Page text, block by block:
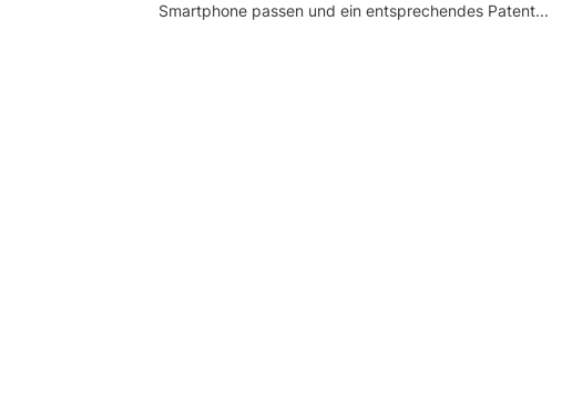
Smartphone passen und ein entsprechendes Patent...